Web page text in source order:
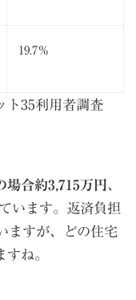
19.7％
35利用者調査
場合約3,715万円、
います。返済負担
ますが、どの住宅
ね。